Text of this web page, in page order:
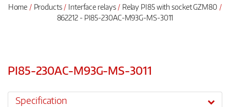
Home Products Interface relays
Relay PI85 with socket GZM80
862212 - PI85-230AC-M93G-MS-3011
PI85-230AC-M93G-MS-3011
Specification